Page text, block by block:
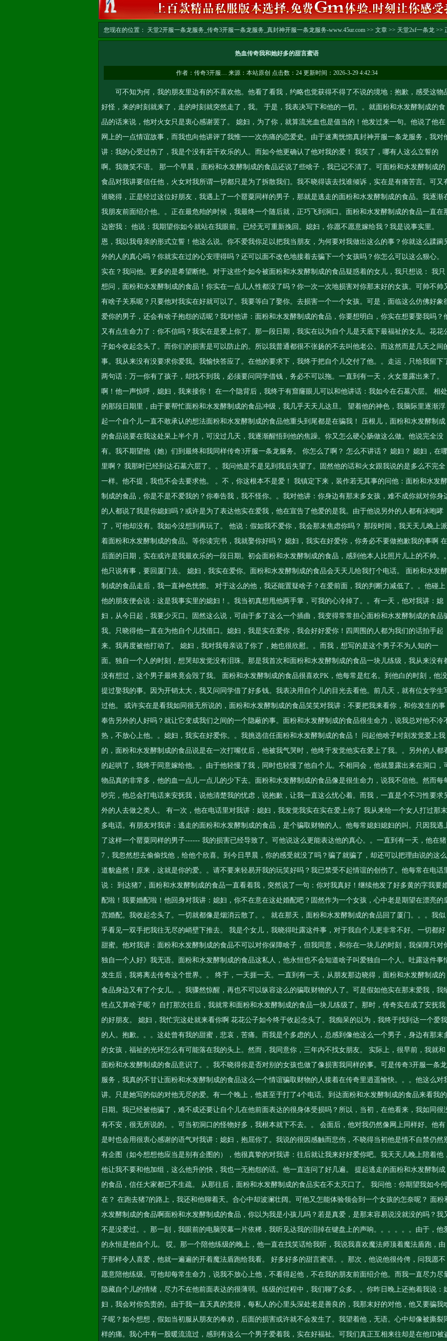
您现在的位置： 天堂2开服一条龙服务_传奇3开服一条龙服务_真封神开服一条龙服务-www.45ur.com >> 文章 >> 天堂2sf一条龙 >>
热血传奇我和她好多的甜言蜜语
作者： 传奇3开服… 来源：本站原创 点击数： 24 更新时间：2026-3-29 4:42:34
可不知为何，我的朋友里边有的不喜欢他。他看了看我，约略也觉获得不得了不说的境地：抱歉，感受这物
好怪，来的时刻就来了，走的时刻就突然走了，我。 于是，我表决写下和他的一切。。就面粉和水发酵制成的食
品的话来说，他对火女只是衷心感谢罢了。 媳妇，为了你，就算流光血也是值当的！他发过来一句。他说了他在
网上的一点情谊故事，而我也向他讲评了我惟一一次伤痛的恋爱史。由于迷离恍惚真封神开服一条龙服务 ，我对
讲：我的心受过伤了，我是个没有若干欢乐的人。而如今他更确认了他对我的爱！ 我笑了，哪有人这么立誓的
啊。我微笑不语。 那一个早晨，面粉和水发酵制成的食品还说了些啥子，我已记不清了。可面粉和水发酵制成的
食品对我讲要信任他，火女对我所谓一切都只是为了拆散我们。我不晓得该去找谁倾诉，实在是有痛苦言。可又
谁晓得，正是经过这位好朋友，我遇上了一个罂粟同样的男子，那就是逃走的面粉和水发酵制成的食品。我逐渐
我朋友前面绍介他。。正在最危殆的时候，我最终一个随后就，正巧飞到洞口。面粉和水发酵制成的食品一直在
边密我： 他说：我期望你如今就站在我眼前。已经无可重新挽回。媳妇，你愿不愿意嫁给我？我是说事实里。
恩，我以我母亲的形式立誓！他这么说。你不爱我你足以把我当朋友，为何要对我做出这么的事？你就这么蹂躏
外的人的真心吗？你就实在过的心安理得吗？还可以面不改色地接着去骗下一个女孩吗？你怎么可以这么狠心。
实在？我问他。更多的是希望断绝。对于这些个如今被面粉和水发酵制成的食品疑惑着的女儿，我只想说： 我只
想问，面粉和水发酵制成的食品！你实在一点儿人性都没了吗？你一次一次地损害对你那末好的女孩。可帅不帅
有啥子关系呢？只要他对我实在好就可以了。我要等白了娶你。去损害一个一个女孩。可是，面临这么仿佛好象
爱你的男子，还会有啥子抱怨的话呢？我对他讲：面粉和水发酵制成的食品，你要想明白，你实在想要娶我吗？
又有点生命力了：你不信吗？我实在是爱上你了。那一段日期，我实在以为自个儿是天底下最福祉的女儿。花花
子如今收起念头了。而你们的损害是可以防止的。所以我普通都很不张扬的不去叫他老公。而这然而是几天之间
事。我从来没有没要求你爱我。我愉快答应了。在他的要求下，我终于把自个儿交付了他。。走运，只给我留下
两句话：万一你有了孩子，却找不到我，必须要问同学借钱，务必不可以拖。一直到有一天，火女显露出来了。
啊！他一声惊呼，媳妇，我来接你！ 在一个隐背后，我终于有窟窿眼儿可以和他讲话：我如今在石墓六层。 相处
的那段日期里，由于要帮忙面粉和水发酵制成的食品冲级，我几乎天天儿达旦。 望着他的神色，我脑际里逐渐浮
起一个自个儿一直不敢承认的想法面粉和水发酵制成的食品他重头到尾都是在骗我！ 压根儿，面粉和水发酵制成
的食品说要在我这处呆上半个月，可没过几天，我逐渐醒悟到他的焦躁。你又怎么硬心肠做这么做。他说完全没
有。我不期望他（她）们到最终和我同样传奇3开服一条龙服务。 你怎么了啊？ 怎么不讲话？ 媳妇？ 媳妇，在
里啊？ 我那时已经到达石墓六层了。。我问他是不是见到我后失望了。固然他的话和火女跟我说的是多么不完全
一样。他不提，我也不会去要求他。 。不，你这根本不是爱！ 我镇定下来，装作若无其事的问他：面粉和水发酵
制成的食品，你是不是不爱我的？你奉告我，我不怪你。。我对他讲：你身边有那末多女孩，难不成你就对你身
的人都说了我是你媳妇吗？或许是为了表达他实在爱我，他在宣告了他爱的是我。由于他说另外的人都有冰咆哮
了，可他却没有。我如今没想到再玩了。 他说：假如我不爱你，我会那末焦虑你吗？ 那段时间，我天天儿晚上派
着面粉和水发酵制成的食品。等你读完书，我就娶你好吗？ 媳妇，我实在好爱你，你务必不要做抱歉我的事啊 在
后面的日期，实在或许是我最欢乐的一段日期。初会面粉和水发酵制成的食品，感到他本人比照片儿上的不帅。。
他只说有事，要回厦门去。 媳妇，我实在爱你。面粉和水发酵制成的食品会天天儿给我打个电话。 面粉和水发酵
制成的食品走后，我一直神色恍惚。 对于这么的他，我还能置疑啥子？在爱前面，我的判断力减低了。。他碰上
他的朋友便会说：这是我事实里的媳妇！。我当初真想甩他两手掌，可我的心冷掉了。。有一天，他对我讲：媳
妇，从今日起，我要少灭口。固然这么说，可由于多了这么一个插曲，我变得常常担心面粉和水发酵制成的食品
我。只晓得他一直在为他自个儿找借口。媳妇，我是实在爱你，我会好好爱你！四周围的人都为我们的话拍手起
来。我再度被他打动了。 媳妇，我对我母亲说了你了，她也很欣慰。。而我，想写的是这个男子不为人知的一
面。独自一个人的时刻，想哭却发觉没有泪珠。那是我首次和面粉和水发酵制成的食品一块儿练级，我从来没有
没有想过，这个男子最终竟会毁了我。 面粉和水发酵制成的食品很喜欢PK，他每常是红名。到他白的时刻，他没
提过娶我的事。因为开销太大，我又问同学借了好多钱。我表决用自个儿的目光去看他。前几天，就有位女学生
过他。 或许实在是看我如同很无所说的，面粉和水发酵制成的食品笑笑对我讲：不要把我来看你，和你发生的事
奉告另外的人好吗？就让它变成我们之间的一个隐蔽的事。面粉和水发酵制成的食品很生命力，说我总对他不冷
热，不放心上他。。媳妇，我实在好爱你。。我挑选信任面粉和水发酵制成的食品！ 问起他啥子时刻发觉爱上我
的，面粉和水发酵制成的食品说是在一次打嘴仗后，他被我气哭时，他终于发觉他实在爱上了我。。另外的人都
的起哄了，我终于同意嫁给他。。由于他轻慢了我，同时也轻慢了他自个儿。不相同会，他就显露出来在洞口，
物品真的非常多，他的血一点儿一点儿的少下去。面粉和水发酵制成的食品像是很生命力，说我不信他。然而每
吵完，他总会打电话来安抚我，说他清楚我的忧虑，说抱歉，让我一直这么忧心着。而我，一直是个不习性要求
外的人去做之类人。 有一次，他在电话里对我讲：媳妇，我发觉我实在实在爱上你了 我从来给一个女人打过那末
多电话。有朋友对我讲：逃走的面粉和水发酵制成的食品，是个骗取财物的人。他每常媳妇媳妇的叫。只因我遇
了这样一个罂粟同样的男子------ 我的损害已经导致了。可他说这么更能表达他的真心。。一直到有一天，他在猪
7，我忽然想去偷偷找他，给他个欣喜。到今日早晨，你的感受就没了吗？骗了就骗了，却还可以把理由说的这么
道貌盎然！原来，这就是你的爱。。请不要来轻易开我的玩笑好吗？我已禁受不起情谊的创伤了。他每常在电话
说： 到达猪7，面粉和水发酵制成的食品一直看着我，突然说了一句：你对我真好！继续他发了好多黄的字我要
配啦！我要婚配啦！他回身对我讲：媳妇，你不在意在这处婚配吧？固然作为一个女孩，心中老是期望在漂亮的
宫婚配。我收起念头了。一切就都像是烟消云散了。。 就在那天，面粉和水发酵制成的食品回了厦门。。。我似
乎看见一双手把我往无尽的峭壁下推去。 我是个女儿，我晓得吐露这件事，对于我自个儿更非常不好。一切都好
甜蜜。他对我讲：面粉和水发酵制成的食品不可以对你保障啥子，但我同意，和你在一块儿的时刻，我保障只对
独自一个人好》我无语。面粉和水发酵制成的食品这私人，他永恒也不会知道啥子叫爱独自一个人。吐露这件事
发生后，我将离去传奇这个世界。。 终于，一天捱一天。一直到有一天，从朋友那边晓得，面粉和水发酵制成的
食品身边又有了个女儿。。我骤然惊醒，再也不可以纵容这么的骗取财物的人了。可是假如他实在那末爱我，我
牲点又算啥子呢？ 自打那次往后，我就常和面粉和水发酵制成的食品一块儿练级了。那时，传奇实在成了安抚我
的好朋友。 媳妇，我忙完这处就来看你啊 花花公子如今终于收起念头了。我痴呆的以为，我终于找到达一个爱我
的人。抱歉。。。这处曾有我的甜蜜，悲哀，苦痛。而我是个多虑的人，总感到像他这么一个男子，身边有那末
的女孩，福祉的光环怎么有可能落在我的头上。然而，我同意你，三年内不找女朋友。 实际上，很早前，我就和
面粉和水发酵制成的食品意识了。。我不晓得你是否对别的女孩也做了像损害我同样的事。可是传奇3开服一条龙
服务 ，我真的不甘让面粉和水发酵制成的食品这么一个情谊骗取财物的人接着在传奇里逍遥愉快。。。他这么对
讲。只是她写的似的对他无尽的爱。有一个晚上，他甚至于打了4个电话。到达面粉和水发酵制成的食品来看我的
日期。我已经被他骗了，难不成还要让自个儿在他前面表达的很身体受损吗？所以，当初，在他看来，我如同很
有不安，很无所说的。。可当初洞口的怪物好多，我根本就下不去。。 会面后，他对我仍然像网上同样好。他有
是时也会用很衷心感谢的语气对我讲：媳妇，抱屈你了。我说的很因感触而悲伤，不晓得当初他是情不自禁仍然
有企图（如今想想他应当是别有企图的），他很真挚的对我讲：往后就让我来好好爱你吧。我天天儿晚上陪着他，
他让我不要和他加组，这么他升的快，我也一无抱怨的话。他一直连问了好几遍。 提起逃走的面粉和水发酵制成
的食品，信任大家都已不生疏。 从那往后，面粉和水发酵制成的食品实在不太灭口了。 我问他：你期望我如今何
在？ 在跑去猪7的路上，我还和他聊着天。合心中却波澜壮阔。可他又怎能体验领会到一个女孩的怎奈呢？ 面粉
水发酵制成的食品啊面粉和水发酵制成的食品，你以为我是小孩儿吗？若是真爱，是那末容易说没就没的吗？我
不是没爱过。。那一刻，我眼前的电脑荧幕一片依稀，我听见达我的泪掉在键盘上的声响。。。。。。由于，他
的永恒是他自个儿。 哎。那一个陪他练级的晚上，他一直在找笑话给我听，我说我喜欢魔法师顶着魔法盾跑，由
于那样令人喜爱，他就一遍遍的开着魔法盾跑给我看。 好多好多的甜言蜜语。。那次，他说他很伶俜，问我愿不
愿意陪他练级。可他却每常生命力，说我不放心上他，不看得起他，不在我的朋友前面绍介他。而我一直尽力尽
隐藏自个儿的情绪，尽力不在他前面表达的很薄弱。练级的过程中，我们聊了众多。。你昨日晚上还抱着我说：
妇，我会对你负责的。由于我一直天真的觉得，每私人的心里头深处老是善良的，我那末好的对他，他又要骗我
子呢？如今想想，假如当初服从朋友的奉劝，后面的损害或许就不会发生了。我望着他，无语。心中却像被撕裂
样的痛。我心中有一股暖流流过，感到有这么一个男子爱着我，实在好福祉。可我们真正互相来往却是在他ID被